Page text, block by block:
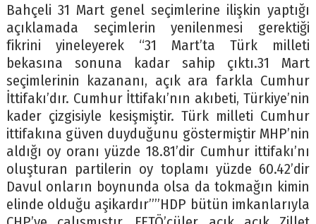
Bahçeli 31 Mart genel seçimlerine ilişkin yaptığı
açıklamada seçimlerin yenilenmesi gerektiği
fikrini yineleyerek “31 Mart’ta Türk milleti
bekasına sonuna kadar sahip çıktı.31 Mart
seçimlerinin kazananı, açık ara farkla Cumhur
İttifakı’dır. Cumhur İttifakı’nın akıbeti, Türkiye’nin
kader çizgisiyle kesişmiştir. Türk milleti Cumhur
ittifakına güven duyduğunu göstermiştir MHP’nin
aldığı oy oranı yüzde 18.81’dir Cumhur ittifakı’nı
oluşturan partilerin oy toplamı yüzde 60.42’dir
Davul onların boynunda olsa da tokmağın kimin
elinde olduğu aşikardır””HDP bütün imkanlarıyla